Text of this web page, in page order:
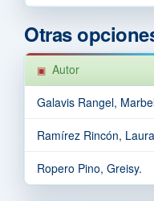
Otras
Autor
Galavis Rangel,
Ramírez Rincón,
Ropero Pino, Greisy.